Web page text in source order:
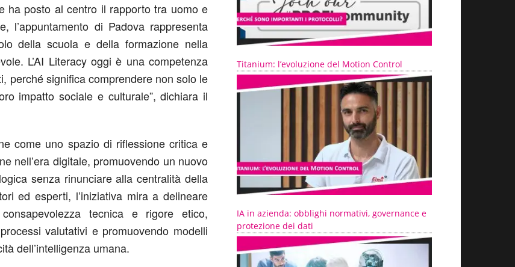
ha posto al centro il rapporto tra uomo e
l’appuntamento di Padova rappresenta
della scuola e della formazione nella
L’AI Literacy oggi è una competenza
perché significa comprendere non solo le
impatto sociale e culturale”, dichiara il
come uno spazio di riflessione critica e
nell’era digitale, promuovendo un nuovo
senza rinunciare alla centralità della
ed esperti, l’iniziativa mira a delineare
tecnica e rigore etico,
valutativi e promuovendo modelli
dell’intelligenza umana.
Titanium: l’evoluzione del Motion Control
IA in azienda: obblighi normativi, governance e
protezione dei dati